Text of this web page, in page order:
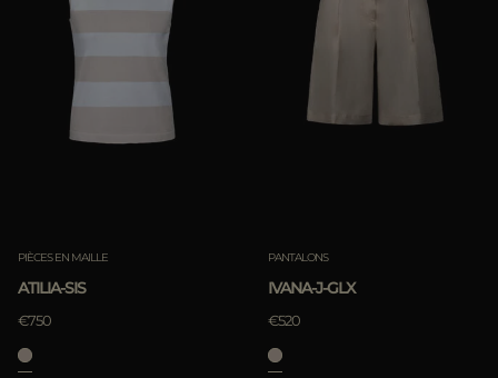
PIÈCES EN MAILLE
ATILIA-SIS
€750
PANTALONS
IVANA-J-GLX
€520